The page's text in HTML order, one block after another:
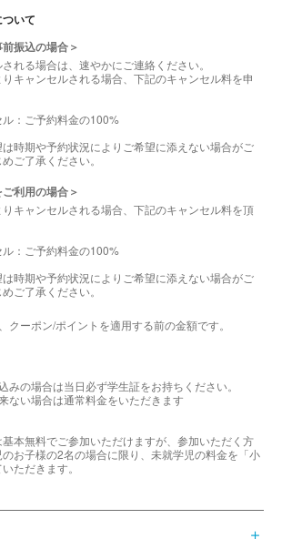
いて
振込の場合＞
れる場合は、速やかにご連絡ください。
キャンセルされる場合、下記のキャンセル料を申
：ご予約料金の100%
時期や予約状況によりご希望に添えない場合がご
ご了承ください。
利用の場合＞
キャンセルされる場合、下記のキャンセル料を頂
：ご予約料金の100%
時期や予約状況によりご希望に添えない場合がご
ご了承ください。
クーポン/ポイントを適用する前の金額です。
みの場合は当日必ず学生証をお持ちください。
ない場合は通常料金をいただきます
本無料でご参加いただけますが、参加いただく方
お子様の2名の場合に限り、未就学児の料金を「小
ただきます。